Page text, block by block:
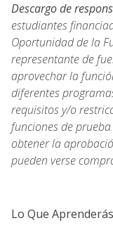
Descargo de
estudiantes
Oportunidad de la
representante de
aprovechar la
diferentes
requisitos y/o
funciones de
obtener la
pueden verse
Lo Que Aprenderás